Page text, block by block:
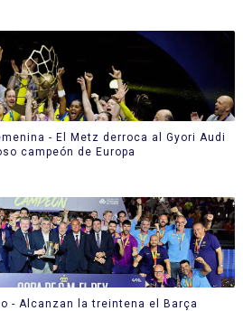
- El Metz derroca al Gyori Audi
campeón de Europa
- Alcanzan la treintena el Barça